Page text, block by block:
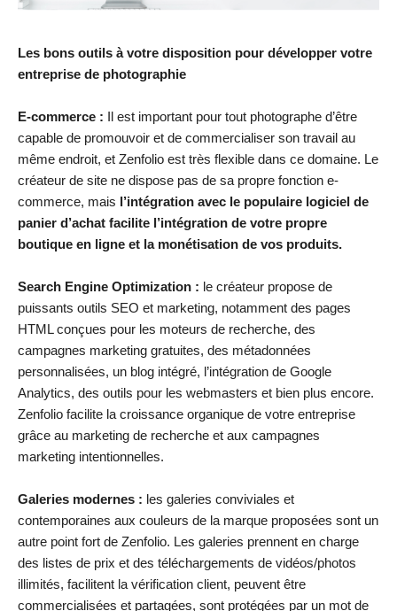
Les bons outils à votre disposition pour développer votre
entreprise de photographie
E-commerce : Il est important pour tout photographe d’être
capable de promouvoir et de commercialiser son travail au
même endroit, et Zenfolio est très flexible dans ce domaine. Le
créateur de site ne dispose pas de sa propre fonction e-
commerce, mais l’intégration avec le populaire logiciel de
panier d’achat facilite l’intégration de votre propre
boutique en ligne et la monétisation de vos produits.
Search Engine Optimization : le créateur propose de
puissants outils SEO et marketing, notamment des pages
HTML conçues pour les moteurs de recherche, des
campagnes marketing gratuites, des métadonnées
personnalisées, un blog intégré, l’intégration de Google
Analytics, des outils pour les webmasters et bien plus encore.
Zenfolio facilite la croissance organique de votre entreprise
grâce au marketing de recherche et aux campagnes
marketing intentionnelles.
Galeries modernes : les galeries conviviales et
contemporaines aux couleurs de la marque proposées sont un
autre point fort de Zenfolio. Les galeries prennent en charge
des listes de prix et des téléchargements de vidéos/photos
illimités, facilitent la vérification client, peuvent être
commercialisées et partagées, sont protégées par un mot de